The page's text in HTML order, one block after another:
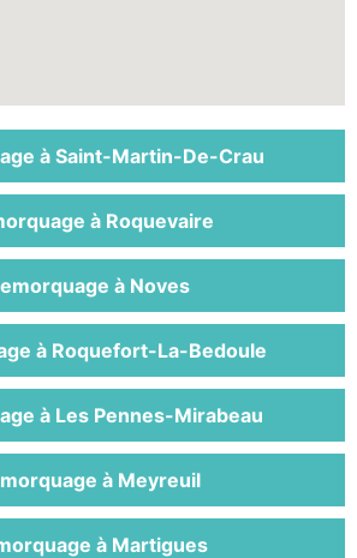
à Saint-Martin-De-Crau
à Roquevaire
à Noves
à Roquefort-La-Bedoule
à Les Pennes-Mirabeau
à Meyreuil
à Martigues